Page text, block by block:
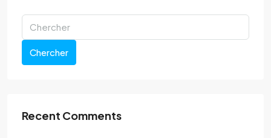
Chercher
Recent Comments